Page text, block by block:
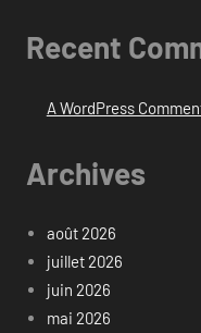
Recent
A WordPress
Archives
août 2026
juillet 2026
juin 2026
mai 2026